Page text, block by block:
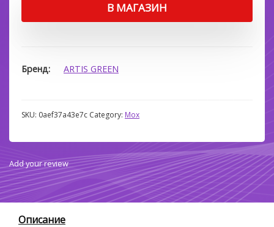
В МАГАЗИН
Бренд ARTIS GREEN
SKU: 0aef37a43e7c Category: Мох
Add your review
Описание